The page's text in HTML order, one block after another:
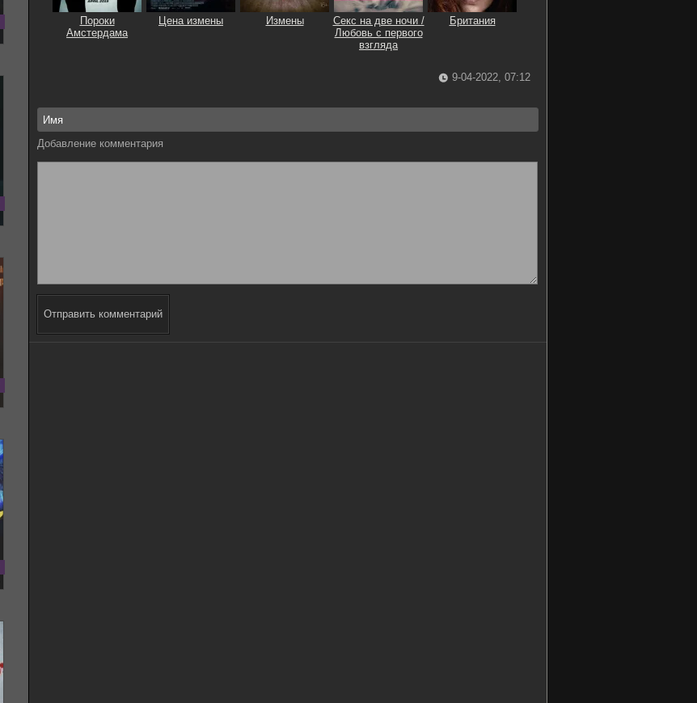
Пороки
Амстердама
Цена измены Измены
Секс на две ночи /
Любовь с первого
взгляда
Британия
9-04-2022, 07:12
Добавление комментария
Отправить комментарий